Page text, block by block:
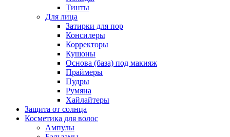
Тинты
Для лица
Затирки для пор
Консилеры
Корректоры
Кушоны
Основа (база) под макияж
Праймеры
Пудры
Румяна
Хайлайтеры
Защита от солнца
Косметика для волос
Ампулы